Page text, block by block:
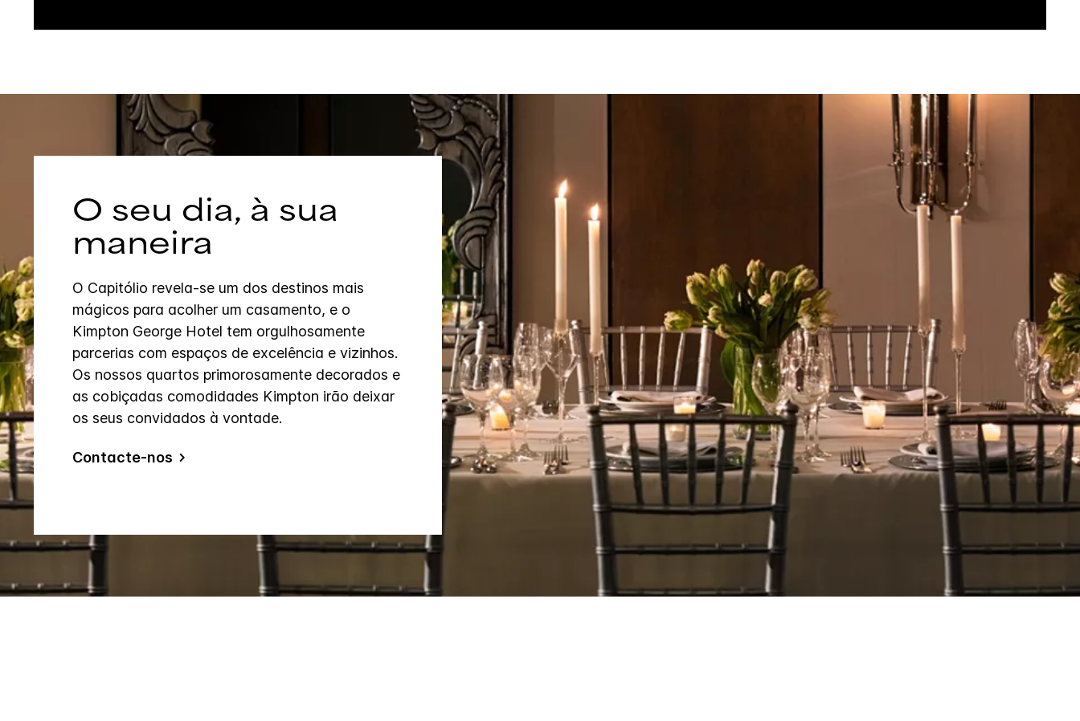
O seu dia, à sua
maneira
O Capitólio revela-se um dos destinos mais
mágicos para acolher um casamento, e o
Kimpton George Hotel tem orgulhosamente
parcerias com espaços de excelência e vizinhos.
Os nossos quartos primorosamente decorados e
as cobiçadas comodidades Kimpton irão deixar
os seus convidados à vontade.
Contacte-nos